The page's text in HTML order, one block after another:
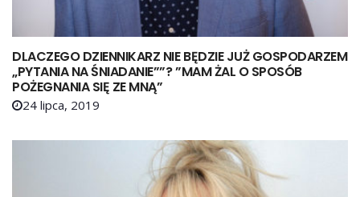
DLACZEGO DZIENNIKARZ NIE BĘDZIE JUŻ GOSPODARZEM
„PYTANIA NA ŚNIADANIE””? ”MAM ŻAL O SPOSÓB
POŻEGNANIA SIĘ ZE MNĄ”
24 lipca, 2019